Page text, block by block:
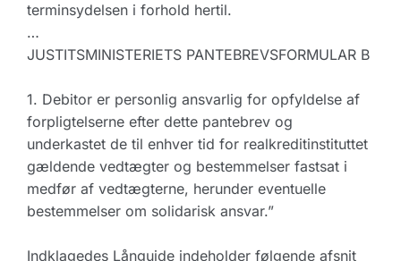
terminsydelsen i forhold hertil.
…
JUSTITSMINISTERIETS PANTEBREVSFORMULAR B
1. Debitor er personlig ansvarlig for opfyldelse af
forpligtelserne efter dette pantebrev og
underkastet de til enhver tid for realkreditinstituttet
gældende vedtægter og bestemmelser fastsat i
medfør af vedtægterne, herunder eventuelle
bestemmelser om solidarisk ansvar.”
Indklagedes Långuide indeholder følgende afsnit